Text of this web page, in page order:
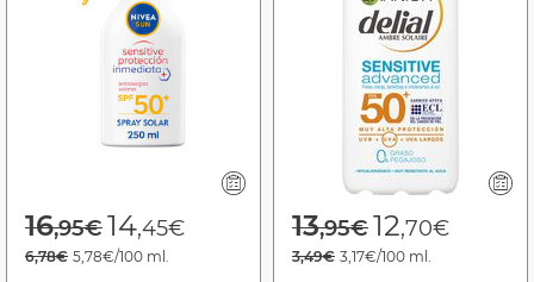
Price reduced from
16,95€to
14,45€
6,78€ 5,78€/100 ml.
Price reduced
13,95€to
12,70€
3,49€ 3,17€/100 ml.